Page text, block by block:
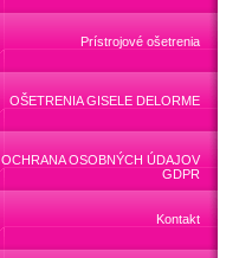
Prístrojové ošetrenia
OŠETRENIA GISELE DELORME
OCHRANA OSOBNÝCH ÚDAJOV
GDPR
Kontakt